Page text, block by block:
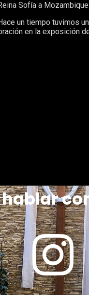
Sofía a
un tiempo
en la exposición